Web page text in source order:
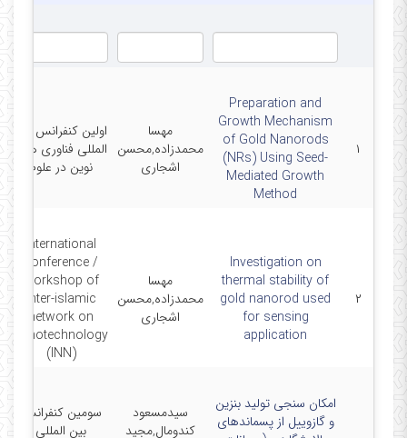
۱
Preparation and
Growth Mechanism
of Gold Nanorods
(NRs) Using Seed-
Mediated Growth
Method
مهسا
محمدزاده,محسن
اشجاری
اولین کنفرانس بین
المللی فناوری های
نوین در علوم
۲
Investigation on
thermal stability of
gold nanorod used
for sensing
application
مهسا
محمدزاده,محسن
اشجاری
International
conference /
workshop of
inter-islamic
network on
nanotechnology
(INN)
امکان سنجی تولید بنزین
و گازوییل از پسماندهای
سیدمسعود
کندومال,مجید
سومین کنفرانس
بین المللی